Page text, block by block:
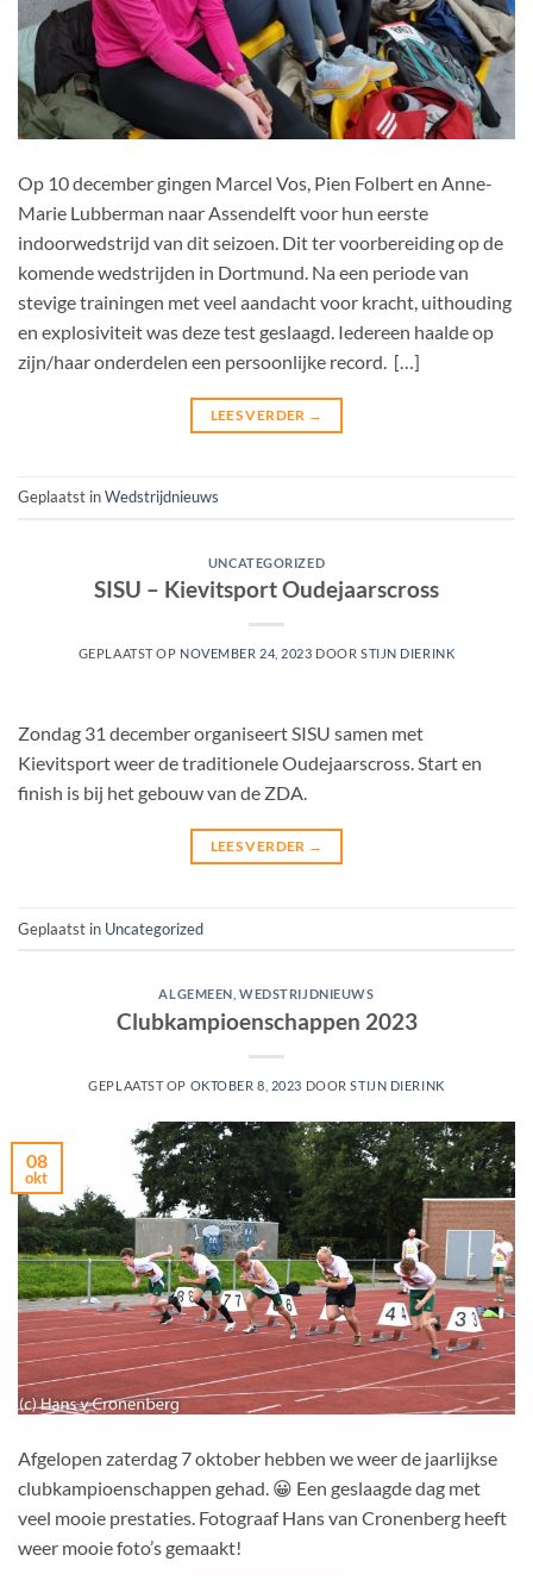
Op 10 december gingen Marcel Vos, Pien Folbert en Anne-
Marie Lubberman naar Assendelft voor hun eerste
indoorwedstrijd van dit seizoen. Dit ter voorbereiding op de
komende wedstrijden in Dortmund. Na een periode van
stevige trainingen met veel aandacht voor kracht, uithouding
en explosiviteit was deze test geslaagd. Iedereen haalde op
zijn/haar onderdelen een persoonlijke record. […]
LEES VERDER →
Geplaatst inWedstrijdnieuws
UNCATEGORIZED
SISU – Kievitsport Oudejaarscross
GEPLAATST OP NOVEMBER 24, 2023 DOOR STIJN DIERINK
Zondag 31 december organiseert SISU samen met
Kievitsport weer de traditionele Oudejaarscross. Start en
finish is bij het gebouw van de ZDA.
LEES VERDER →
Geplaatst in Uncategorized
ALGEMEEN ,WEDSTRIJDNIEUWS
Clubkampioenschappen 2023
GEPLAATST OP OKTOBER 8, 2023 DOORSTIJN DIERINK
08
okt
Afgelopen zaterdag 7 oktober hebben we weer de jaarlijkse
clubkampioenschappen gehad. 😀 Een geslaagde dag met
veel mooie prestaties. Fotograaf Hans van Cronenberg heeft
weer mooie foto’s gemaakt!